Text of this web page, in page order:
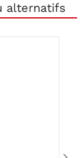
alternatifs